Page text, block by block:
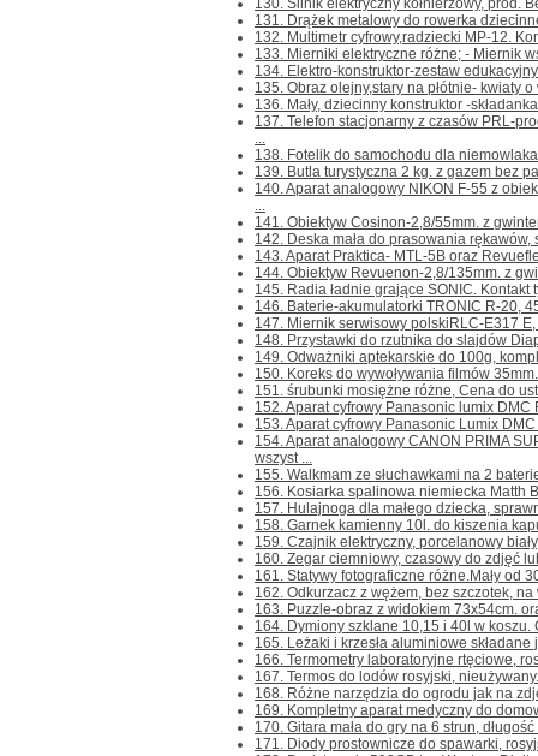
130. Silnik elektryczny kołnierzowy, prod.
131. Drążek metalowy do rowerka
132. Multimetr cyfrowy,radziecki MP-12.
133. Mierniki elektryczne różne; - Miernik
134. Elektro-konstruktor-zestaw
135. Obraz olejny,stary na płótnie- kwiaty
136. Mały, dziecinny konstruktor -
137. Telefon stacjonarny z czasów PRL-
...
138. Fotelik do samochodu dla
139. Butla turystyczna 2 kg. z gazem bez
140. Aparat analogowy NIKON F-55 z
...
141. Obiektyw Cosinon-2,8/55mm. z
142. Deska mała do prasowania
143. Aparat Praktica- MTL-5B oraz
144. Obiektyw Revuenon-2,8/135mm. z
145. Radia ładnie grające SONIC. Kontakt
146. Baterie-akumulatorki TRONIC R-20,
147. Miernik serwisowy polskiRLC-E317
148. Przystawki do rzutnika do slajdów
149. Odważniki aptekarskie do 100g,
150. Koreks do wywoływania filmów
151. śrubunki mosiężne różne, Cena do
152. Aparat cyfrowy Panasonic lumix DMC
153. Aparat cyfrowy Panasonic Lumix
154. Aparat analogowy CANON PRIMA
wszyst ...
155. Walkmam ze słuchawkami na 2
156. Kosiarka spalinowa niemiecka Matth
157. Hulajnoga dla małego dziecka,
158. Garnek kamienny 10l. do kiszenia
159. Czajnik elektryczny, porcelanowy
160. Zegar ciemniowy, czasowy do zdjęć
161. Statywy fotograficzne różne.Mały od
162. Odkurzacz z wężem, bez szczotek,
163. Puzzle-obraz z widokiem 73x54cm.
164. Dymiony szklane 10,15 i 40l w koszu.
165. Leżaki i krzesła aluminiowe
166. Termometry laboratoryjne rtęciowe,
167. Termos do lodów rosyjski,
168. Różne narzędzia do ogrodu jak na
169. Kompletny aparat medyczny do
170. Gitara mała do gry na 6 strun,
171. Diody prostownicze do spawarki,